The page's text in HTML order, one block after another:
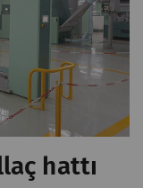
hattı
Süre Tip
1 yıl